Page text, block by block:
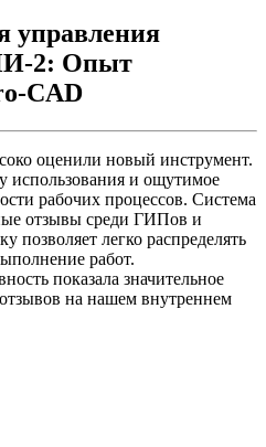
управления
2: Опыт
CAD
оценили новый инструмент.
использования и ощутимое
рабочих процессов. Система
отзывы среди ГИПов и
позволяет легко распределять
работ.
показала значительное
на нашем внутреннем